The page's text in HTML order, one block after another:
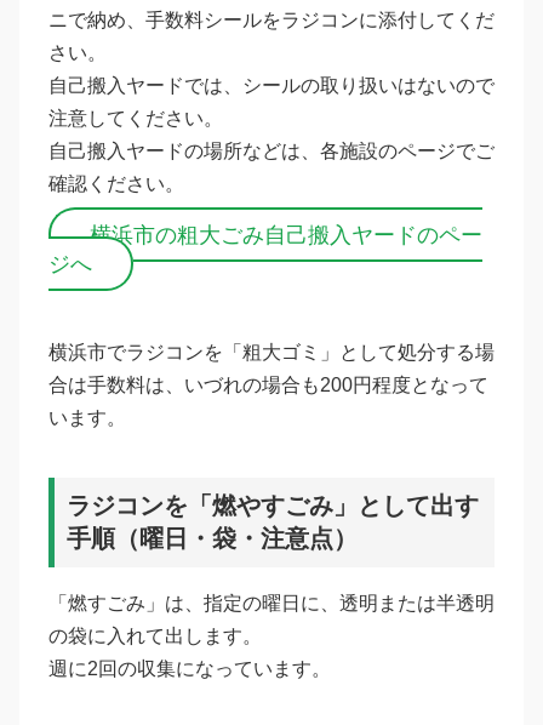
ニで納め、手数料シールをラジコンに添付してくだ
さい。
自己搬入ヤードでは、シールの取り扱いはないので
注意してください。
自己搬入ヤードの場所などは、各施設のページでご
確認ください。
横浜市の粗大ごみ自己搬入ヤードのペー
ジへ
横浜市でラジコンを「粗大ゴミ」として処分する場
合は手数料は、いづれの場合も200円程度となって
います。
ラジコンを「燃やすごみ」として出す
手順（曜日・袋・注意点）
「燃すごみ」は、指定の曜日に、透明または半透明
の袋に入れて出します。
週に2回の収集になっています。